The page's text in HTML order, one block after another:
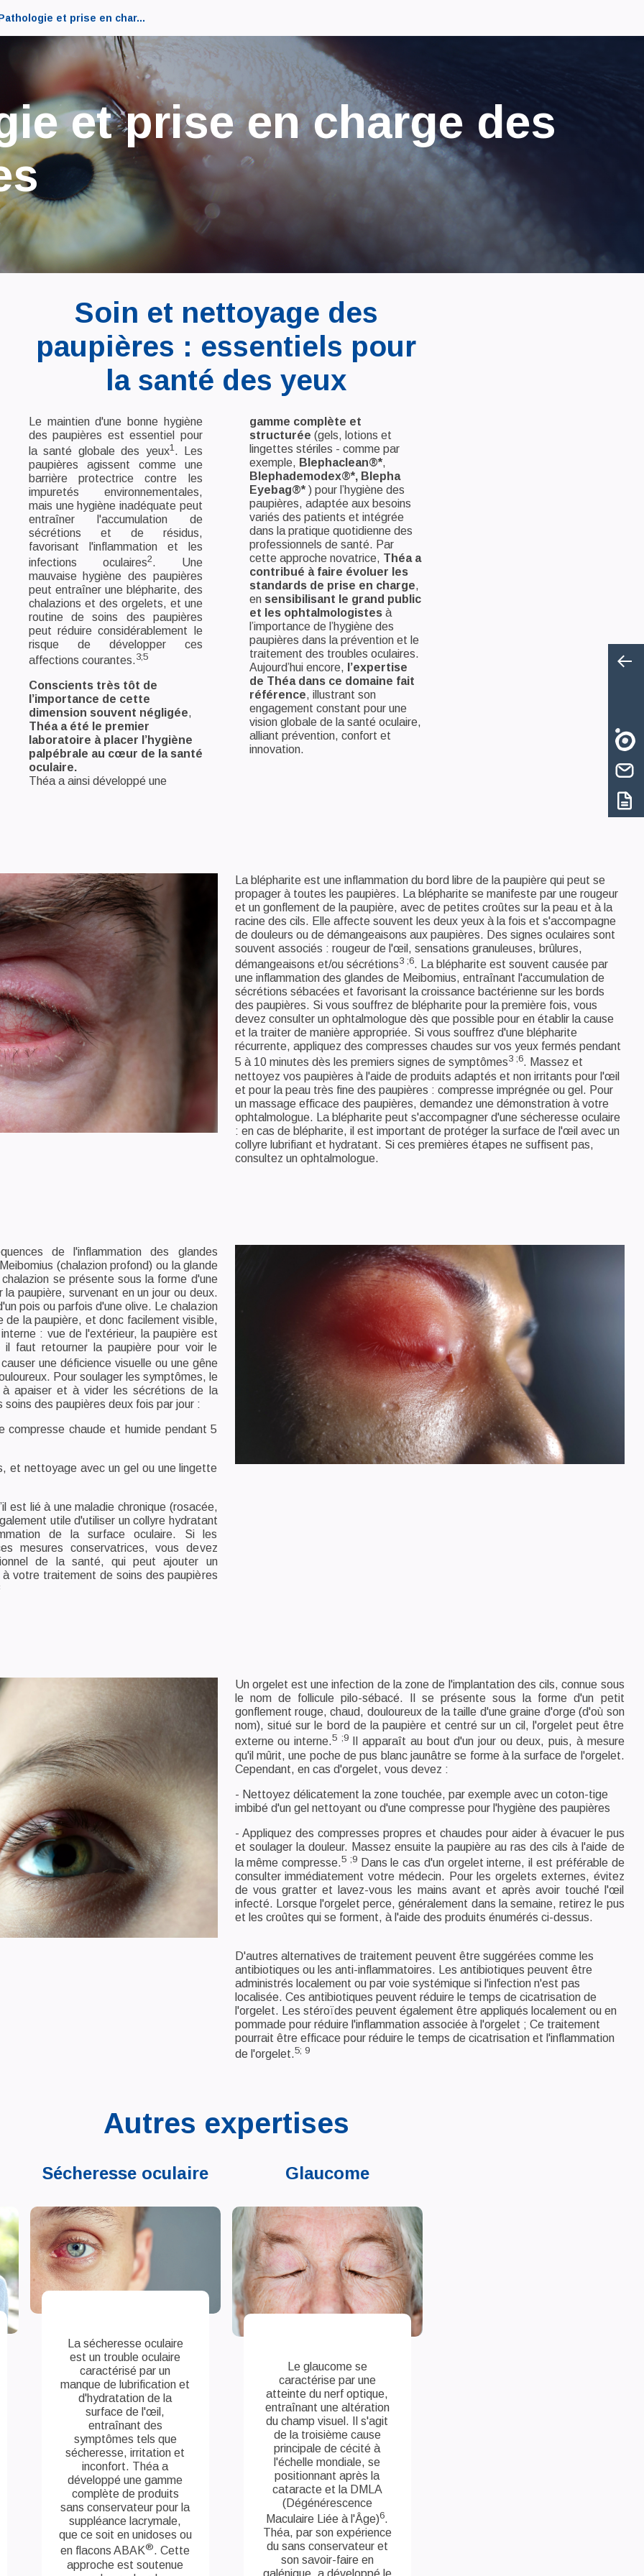
et prise en char...
et prise en charge des
Soin et nettoyage des
paupières : essentiels pour
la santé des yeux
Le maintien d'une bonne hygiène
des paupières est essentiel pour
la santé globale des yeux1. Les
paupières agissent comme une
barrière protectrice contre les
impuretés environnementales,
mais une hygiène inadéquate peut
entraîner l'accumulation de
sécrétions et de résidus,
favorisant l'inflammation et les
infections oculaires2. Une
mauvaise hygiène des paupières
peut entraîner une blépharite, des
chalazions et des orgelets, et une
routine de soins des paupières
peut réduire considérablement le
risque de développer ces
affections courantes.3;5
Conscients très tôt de
l’importance de cette
dimension souvent négligée,
Théa a été le premier
laboratoire à placer l’hygiène
palpébrale au cœur de la santé
oculaire.
Théa a ainsi développé une
gamme complète et
structurée (gels, lotions et
lingettes stériles - comme par
exemple, Blephaclean®*,
Blephademodex®*, Blepha
Eyebag®*) pour l’hygiène des
paupières, adaptée aux besoins
variés des patients et intégrée
dans la pratique quotidienne des
professionnels de santé. Par
cette approche novatrice, Théa a
contribué à faire évoluer les
standards de prise en charge,
en sensibilisant le grand public
et les ophtalmologistesà
l’importance de l’hygiène des
paupières dans la prévention et le
traitement des troubles oculaires.
Aujourd’hui encore, l’expertise
de Théa dans ce domaine fait
référence, illustrant son
engagement constant pour une
vision globale de la santé oculaire,
alliant prévention, confort et
innovation.
La blépharite est une inflammation du bord libre de la paupière qui peut se
propager à toutes les paupières. La blépharite se manifeste par une rougeur
et un gonflement de la paupière, avec de petites croûtes sur la peau et à la
racine des cils. Elle affecte souvent les deux yeux à la fois et s'accompagne
de douleurs ou de démangeaisons aux paupières. Des signes oculaires sont
souvent associés : rougeur de l'œil, sensations granuleuses, brûlures,
démangeaisons et/ou sécrétions3 ;6. La blépharite est souvent causée par
une inflammation des glandes de Meibomius, entraînant l'accumulation de
sécrétions sébacées et favorisant la croissance bactérienne sur les bords
des paupières. Si vous souffrez de blépharite pour la première fois, vous
devez consulter un ophtalmologue dès que possible pour en établir la cause
et la traiter de manière appropriée. Si vous souffrez d'une blépharite
récurrente, appliquez des compresses chaudes sur vos yeux fermés pendant
5 à 10 minutes dès les premiers signes de symptômes3 ;6. Massez et
nettoyez vos paupières à l'aide de produits adaptés et non irritants pour l'œil
et pour la peau très fine des paupières : compresse imprégnée ou gel. Pour
un massage efficace des paupières, demandez une démonstration à votre
ophtalmologue. La blépharite peut s'accompagner d'une sécheresse oculaire
: en cas de blépharite, il est important de protéger la surface de l'œil avec un
collyre lubrifiant et hydratant. Si ces premières étapes ne suffisent pas,
consultez un ophtalmologue.
de l'inflammation des glandes
(chalazion profond) ou la glande
se présente sous la forme d'une
la paupière, survenant en un jour ou deux.
pois ou parfois d'une olive. Le chalazion
la paupière, et donc facilement visible,
: vue de l'extérieur, la paupière est
faut retourner la paupière pour voir le
une déficience visuelle ou une gêne
Pour soulager les symptômes, le
à apaiser et à vider les sécrétions de la
des paupières deux fois par jour :
compresse chaude et humide pendant 5
et nettoyage avec un gel ou une lingette
est lié à une maladie chronique (rosacée,
utile d'utiliser un collyre hydratant
de la surface oculaire. Si les
mesures conservatrices, vous devez
de la santé, qui peut ajouter un
votre traitement de soins des paupières
Un orgelet est une infection de la zone de l'implantation des cils, connue sous
le nom de follicule pilo-sébacé. Il se présente sous la forme d'un petit
gonflement rouge, chaud, douloureux de la taille d'une graine d'orge (d'où son
nom), situé sur le bord de la paupière et centré sur un cil, l'orgelet peut être
externe ou interne.5 ;9Il apparaît au bout d'un jour ou deux, puis, à mesure
qu'il mûrit, une poche de pus blanc jaunâtre se forme à la surface de l'orgelet.
Cependant, en cas d'orgelet, vous devez :
- Nettoyez délicatement la zone touchée, par exemple avec un coton-tige
imbibé d'un gel nettoyant ou d'une compresse pour l'hygiène des paupières
- Appliquez des compresses propres et chaudes pour aider à évacuer le pus
et soulager la douleur. Massez ensuite la paupière au ras des cils à l'aide de
la même compresse.5 ;9Dans le cas d'un orgelet interne, il est préférable de
consulter immédiatement votre médecin. Pour les orgelets externes, évitez
de vous gratter et lavez-vous les mains avant et après avoir touché l'œil
infecté. Lorsque l'orgelet perce, généralement dans la semaine, retirez le pus
et les croûtes qui se forment, à l'aide des produits énumérés ci-dessus.
D'autres alternatives de traitement peuvent être suggérées comme les
antibiotiques ou les anti-inflammatoires. Les antibiotiques peuvent être
administrés localement ou par voie systémique si l'infection n'est pas
localisée. Ces antibiotiques peuvent réduire le temps de cicatrisation de
l'orgelet. Les stéroïdes peuvent également être appliqués localement ou en
pommade pour réduire l'inflammation associée à l'orgelet ; Ce traitement
pourrait être efficace pour réduire le temps de cicatrisation et l'inflammation
de l'orgelet.5; 9
Autres expertises
Sécheresse oculaire
La sécheresse oculaire
est un trouble oculaire
caractérisé par un
manque de lubrification et
d'hydratation de la
surface de l'œil,
entraînant des
symptômes tels que
sécheresse, irritation et
inconfort. Théa a
développé une gamme
complète de produits
sans conservateur pour la
suppléance lacrymale,
que ce soit en unidoses ou
en flacons ABAK®. Cette
approche est soutenue
Glaucome
Le glaucome se
caractérise par une
atteinte du nerf optique,
entraînant une altération
du champ visuel. Il s'agit
de la troisième cause
principale de cécité à
l'échelle mondiale, se
positionnant après la
cataracte et la DMLA
(Dégénérescence
Maculaire Liée à l'Âge)6.
Théa, par son expérience
du sans conservateur et
son savoir-faire en